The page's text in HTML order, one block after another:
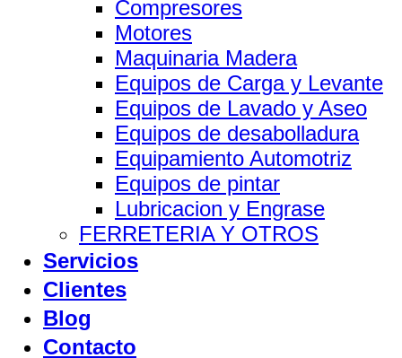
Compresores
Motores
Maquinaria Madera
Equipos de Carga y Levante
Equipos de Lavado y Aseo
Equipos de desabolladura
Equipamiento Automotriz
Equipos de pintar
Lubricacion y Engrase
FERRETERIA Y OTROS
Servicios
Clientes
Blog
Contacto